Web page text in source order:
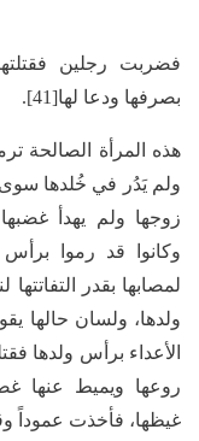
فضربت رجلين
بصرفها ودعا لها[41].
هذه المرأة الصالحة
ولم يَدُر في خُلدها
زوجها ولم يهدأ
وكانوا قد رموا برأس
لمصابها بقدر
ولدها، ولسان حالها
الأعداء برأس ولدها
روعها ويميط عنها
غيظها، فأخذت عموداً